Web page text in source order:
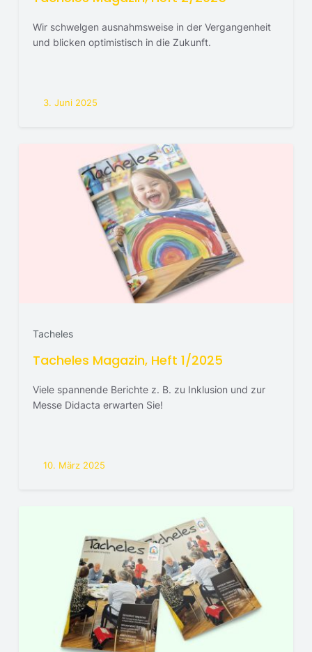
Wir schwelgen ausnahmsweise in der Vergangenheit
und blicken optimistisch in die Zukunft.
3. Juni 2025
Tacheles
Tacheles Magazin, Heft 1/2025
Viele spannende Berichte z. B. zu Inklusion und zur
Messe Didacta erwarten Sie!
10. März 2025